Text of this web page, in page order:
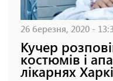
26 березня, 2020 -
Кучер
костюмів і
лікарнях